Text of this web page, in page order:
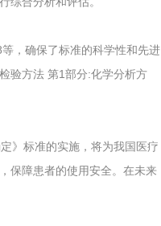
，确保了标准的科学性和先进
验方法 第1部分:化学分析方
》标准的实施，将为我国医疗
保障患者的使用安全。在未来